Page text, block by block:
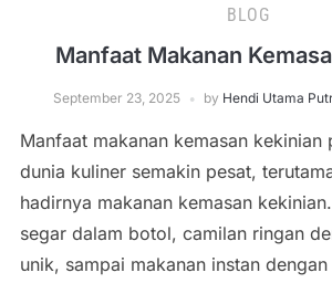
BLOG
Manfaat Makanan
September 23, 2025 by Hendi Utama
Manfaat makanan kemasan kekinian
dunia kuliner semakin pesat,
hadirnya makanan kemasan
segar dalam botol, camilan ringan
unik, sampai makanan instan